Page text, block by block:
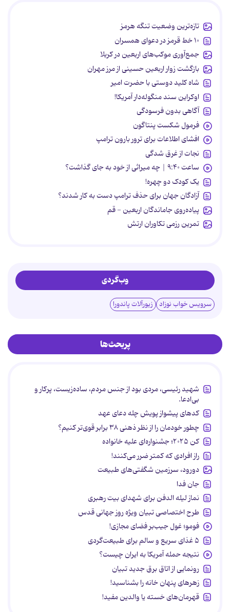
تازه‌ترین وضعیت تنگه هرمز
۱۰ خط قرمز در دعوای همسران
جمع‌آوری موکب‌های اربعین در کربلا
بازگشت زوار اربعین حسینی از مرز مهران
شاه کلید دوستی با حضرت امیر
اوکراین سند منگوله‌دار آمریکا!
آگاهی بدون فرسودگی
فرمول شکست پنتاگون
افشای اطلاعات برای ترور بارون ترامپ
نجات از غرق شدگی
ساعت ۹:۴۰ | چه میراثی از خود به جای گذاشت؟
یک کودک دو چهره!
آزادگان جهان برای حذف ترامپ دست به کار شدند؟
پیاده‌روی جاماندگان اربعین - قم
تمرین رزمی تکاوران ارتش
وب‌گردی
سرویس خواب نوزاد زیورآلات پاندورا
پربحث‌ها
شهید رئیسی، مردی بود از جنس مردم، ساده‌زیست، پرکار و
بی‌ادعا.
کدهای پیشواز پویش چله دعای عهد
چطور خودمان را از نظر ذهنی ۳۸ برابر قوی‌تر کنیم؟
کن ۲۰۲۵؛ جشنواره‌ای علیه خانواده
راز افرادی که کمتر ضرر می‌کنند!
دورود، سرزمین شگفتی‌های طبیعت
جان فدا
نماز لیله الدفن برای شهدای بیت رهبری
طرح اختصاصی تبیان ویژه روز جهانی قدس
فومو؛ غول جیب‌بر فضای مجازی!
۵ غذای سریع و سالم برای طبیعت‌گردی
نتیجه حمله آمریکا به ایران چیست؟
رونمایی از اتاق برق جدید تبیان
زهرهای پنهان خانه را بشناسید!
قهرمان‌های خسته یا والدین مفید!